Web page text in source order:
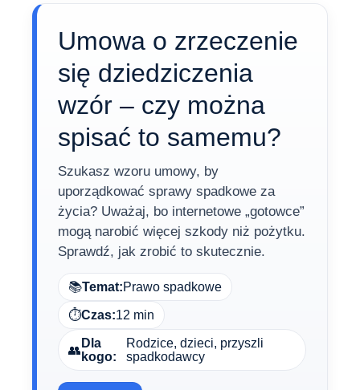
Umowa o zrzeczenie
się dziedziczenia
wzór – czy można
spisać to samemu?
Szukasz wzoru umowy, by
uporządkować sprawy spadkowe za
życia? Uważaj, bo internetowe „gotowce”
mogą narobić więcej szkody niż pożytku.
Sprawdź, jak zrobić to skutecznie.
📚Temat:Prawo spadkowe
⏱️Czas:12 min
👥 Dla
kogo:
Rodzice, dzieci, przyszli
spadkodawcy